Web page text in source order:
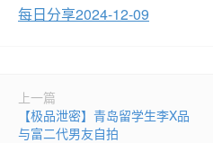
每日分享2024-12-09
上一篇
【极品泄密】青岛留学生李X品
与富二代男友自拍